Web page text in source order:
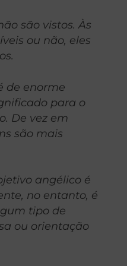
são vistos. Às
ou não, eles
de enorme
para o
De vez em
são mais
angélico é
no entanto, é
tipo de
ou orientação